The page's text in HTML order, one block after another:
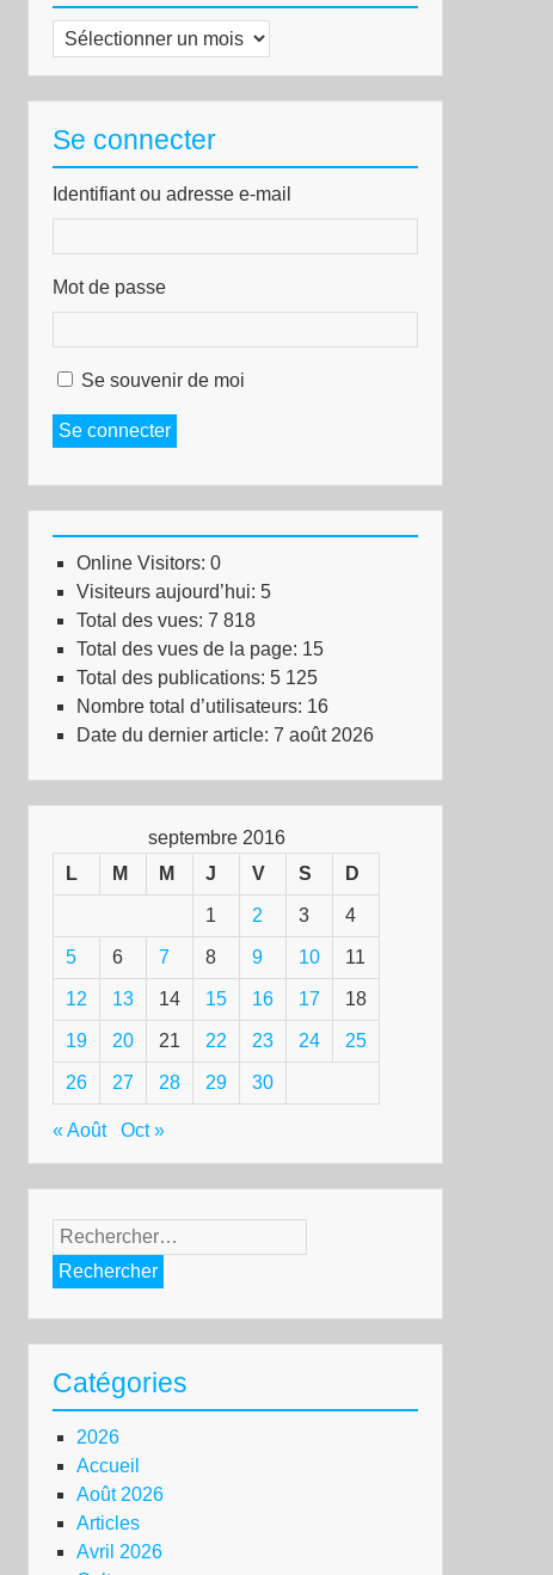
Archives
Se connecter
Identifiant ou adresse e-mail
Mot de passe
Se souvenir de moi
Se connecter
Online Visitors: 0
Visiteurs aujourd’hui: 5
Total des vues: 7 818
Total des vues de la page: 15
Total des publications: 5 125
Nombre total d’utilisateurs: 16
Date du dernier article: 7 août 2026
septembre 2016
L
M M J V S D
1 2 3 4
5 6 7 8 9 10 11
12 13 14 15 16 17 18
19 20 21 22 23 24 25
26 27 28 29 30
« Août Oct »
Rechercher :
Catégories
2026
Accueil
Août 2026
Articles
Avril 2026